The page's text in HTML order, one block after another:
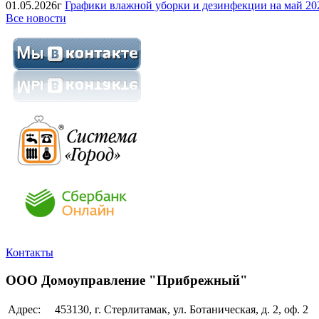
01.05.2026г Графики влажной уборки и дезинфекции на май
Все новости
Контакты
ООО Домоуправление "Прибрежный"
Адрес: 453130, г. Стерлитамак, ул. Ботаническая, д. 2, оф. 2